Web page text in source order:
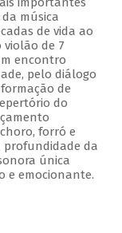
música
de vida ao
violão de 7
encontro
pelo diálogo
de
do
forró e
profundidade da
única
e emocionante.